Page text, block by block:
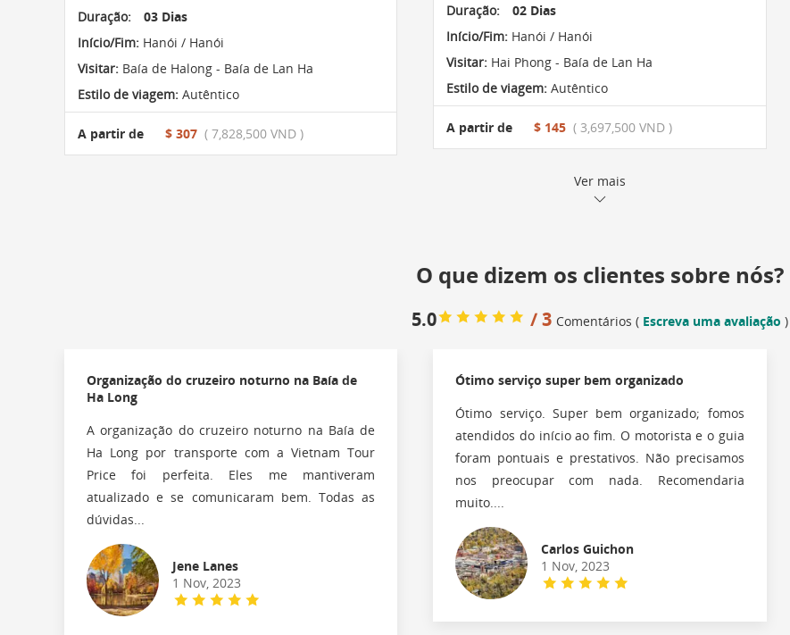
Duração:
03 Dias
Início/Fim: Hanói / Hanói
Visitar: Baía de Halong - Baía de Lan Ha
Estilo de viagem: Autêntico
A partir de $ 307 ( 7,828,500 VND )
Duração:
02 Dias
Início/Fim: Hanói / Hanói
Visitar: Hai Phong - Baía de Lan Ha
Estilo de viagem: Autêntico
A partir de $ 145 ( 3,697,500 VND )
Ver mais
O que dizem os clientes sobre nós?
5.0 / 3 Comentários ( Escreva uma avaliação )
Organização do cruzeiro noturno na Baía de
Ha Long
A organização do cruzeiro noturno na Baía de
Ha Long por transporte com a Vietnam Tour
Price foi perfeita. Eles me mantiveram
atualizado e se comunicaram bem. Todas as
dúvidas...
Jene Lanes
1 Nov, 2023
Ótimo serviço super bem organizado
Ótimo serviço. Super bem organizado; fomos
atendidos do início ao fim. O motorista e o guia
foram pontuais e prestativos. Não precisamos
nos preocupar com nada. Recomendaria
muito....
Carlos Guichon
1 Nov, 2023